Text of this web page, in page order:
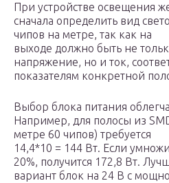
При устройстве освещения
сначала определить вид
чипов на метре, так как на
выходе должно быть не
напряжение, но и ток,
показателям конкретной
Выбор блока питания
Например, для полосы из
метре 60 чипов) требуется
14,4*10 = 144 Вт. Если
20%, получится 172,8 Вт.
вариант блок на 24 В с